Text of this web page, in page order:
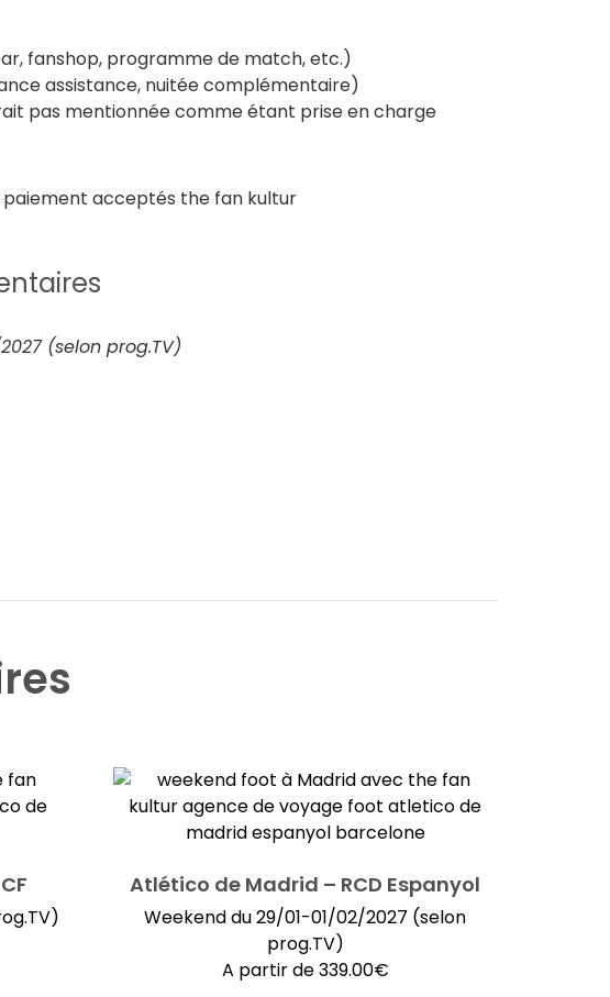
fanshop, programme de match, etc.)
assistance, nuitée complémentaire)
pas mentionnée comme étant prise en charge
(selon prog.TV)
Atlético de Madrid – RCD Espanyol
Weekend du 29/01-01/02/2027 (selon
prog.TV)
A partir de339.00€